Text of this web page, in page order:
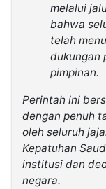
melalui
bahwa
telah
dukungan
pimpinan.
Perintah ini
dengan penuh
oleh seluruh
Kepatuhan
institusi dan
negara.